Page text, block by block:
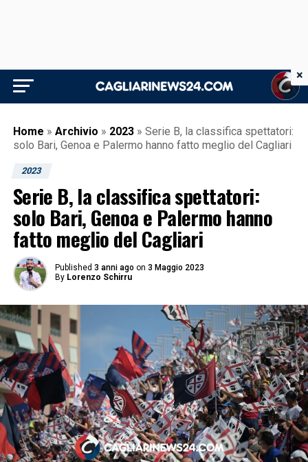
Home » Archivio » 2023 » Serie B, la classifica spettatori:
solo Bari, Genoa e Palermo hanno fatto meglio del Cagliari
2023
Serie B, la classifica spettatori:
solo Bari, Genoa e Palermo hanno
fatto meglio del Cagliari
Published 3 anni ago on 3 Maggio 2023
By Lorenzo Schirru
×